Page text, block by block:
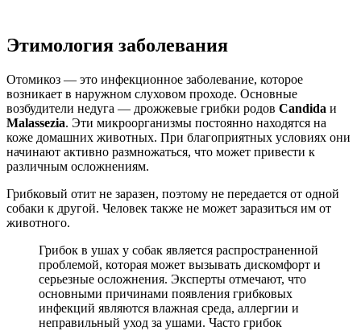
Этимология заболевания
Отомикоз — это инфекционное заболевание, которое
возникает в наружном слуховом проходе. Основные
возбудители недуга — дрожжевые грибки родов Candida и
Malassezia. Эти микроорганизмы постоянно находятся на
коже домашних животных. При благоприятных условиях они
начинают активно размножаться, что может привести к
различным осложнениям.
Грибковый отит не заразен, поэтому не передается от одной
собаки к другой. Человек также не может заразиться им от
животного.
Грибок в ушах у собак является распространенной
проблемой, которая может вызывать дискомфорт и
серьезные осложнения. Эксперты отмечают, что
основными причинами появления грибковых
инфекций являются влажная среда, аллергии и
неправильный уход за ушами. Часто грибок